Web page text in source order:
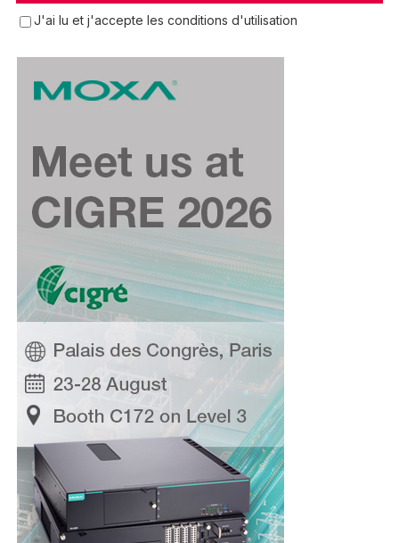
J'ai lu et j'accepte les conditions d'utilisation